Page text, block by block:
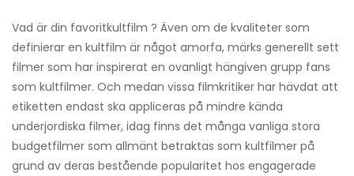
Vad är din favoritkultfilm ? Även om de kvaliteter som
definierar en kultfilm är något amorfa, märks generellt sett
filmer som har inspirerat en ovanligt hängiven grupp fans
som kultfilmer. Och medan vissa filmkritiker har hävdat att
etiketten endast ska appliceras på mindre kända
underjordiska filmer, idag finns det många vanliga stora
budgetfilmer som allmänt betraktas som kultfilmer på
grund av deras bestående popularitet hos engagerade